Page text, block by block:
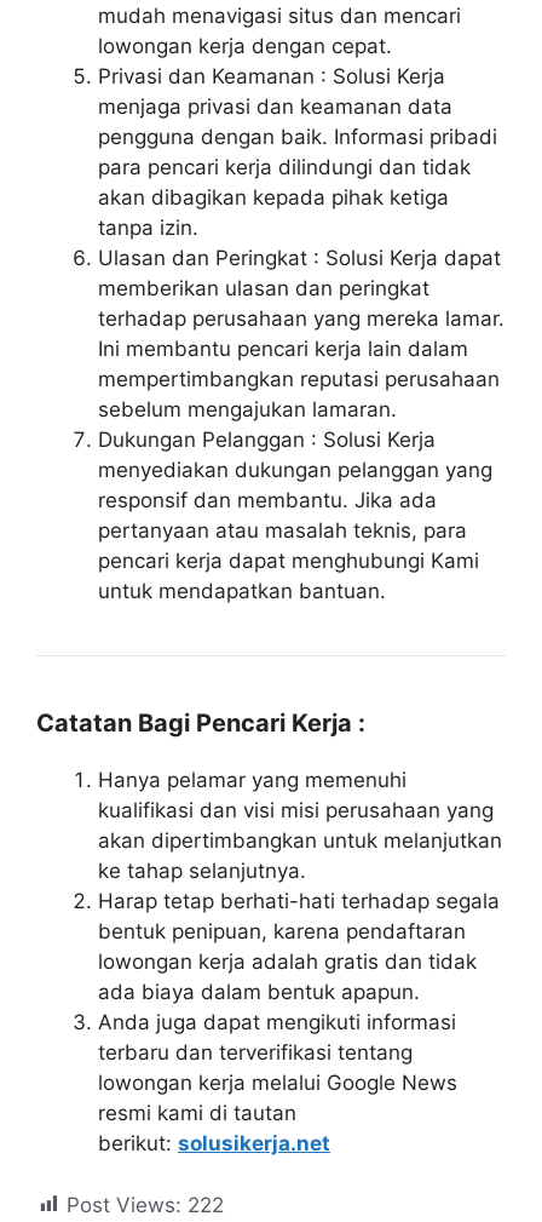
mudah menavigasi situs dan mencari
lowongan kerja dengan cepat.
Privasi dan Keamanan : Solusi Kerja
menjaga privasi dan keamanan data
pengguna dengan baik. Informasi pribadi
para pencari kerja dilindungi dan tidak
akan dibagikan kepada pihak ketiga
tanpa izin.
Ulasan dan Peringkat : Solusi Kerja dapat
memberikan ulasan dan peringkat
terhadap perusahaan yang mereka lamar.
Ini membantu pencari kerja lain dalam
mempertimbangkan reputasi perusahaan
sebelum mengajukan lamaran.
Dukungan Pelanggan : Solusi Kerja
menyediakan dukungan pelanggan yang
responsif dan membantu. Jika ada
pertanyaan atau masalah teknis, para
pencari kerja dapat menghubungi Kami
untuk mendapatkan bantuan.
Catatan Bagi Pencari Kerja :
Hanya pelamar yang memenuhi
kualifikasi dan visi misi perusahaan yang
akan dipertimbangkan untuk melanjutkan
ke tahap selanjutnya.
Harap tetap berhati-hati terhadap segala
bentuk penipuan, karena pendaftaran
lowongan kerja adalah gratis dan tidak
ada biaya dalam bentuk apapun.
Anda juga dapat mengikuti informasi
terbaru dan terverifikasi tentang
lowongan kerja melalui Google News
resmi kami di tautan
berikut: solusikerja.net
Post Views: 222